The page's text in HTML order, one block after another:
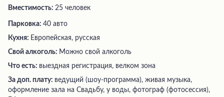
Вместимость: 25 человек
Парковка: 40 авто
Кухня: Европейская, русская
Свой алкоголь: Можно свой алкоголь
Что есть: выездная регистрация, велком зона
За доп. плату: ведущий (шоу-программа), живая музыка,
оформление зала на Свадьбу, у воды, фотограф (фотосессия),